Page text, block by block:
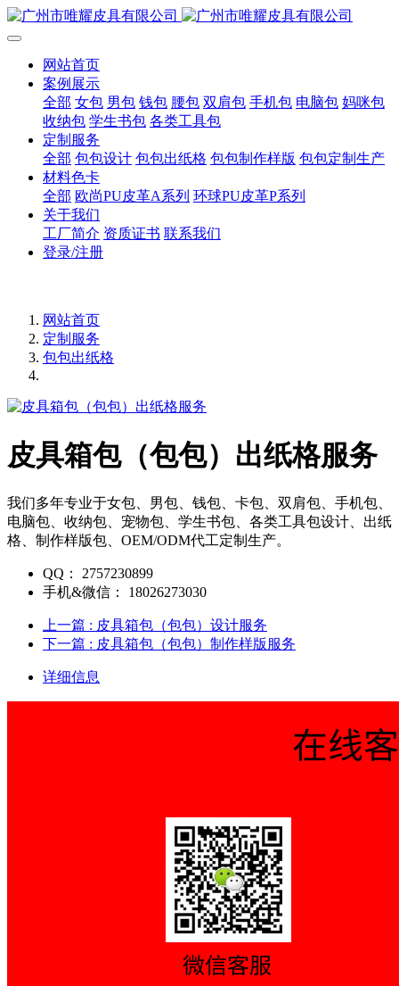
网站首页
案例展示
全部 女包 男包 钱包 腰包 双肩包 手机包 电脑包 妈咪包
收纳包 学生书包 各类工具包
定制服务
全部 包包设计 包包出纸格 包包制作样版 包包定制生产
材料色卡
全部 欧尚PU皮革A系列 环球PU皮革P系列
关于我们
工厂简介 资质证书 联系我们
登录/注册
网站首页
定制服务
包包出纸格
皮具箱包（包包）出纸格服务
我们多年专业于女包、男包、钱包、卡包、双肩包、手机包、
电脑包、收纳包、宠物包、学生书包、各类工具包设计、出纸
格、制作样版包、OEM/ODM代工定制生产。
QQ：
2757230899
手机&微信：
18026273030
上一篇 : 皮具箱包（包包）设计服务
下一篇 : 皮具箱包（包包）制作样版服务
详细信息